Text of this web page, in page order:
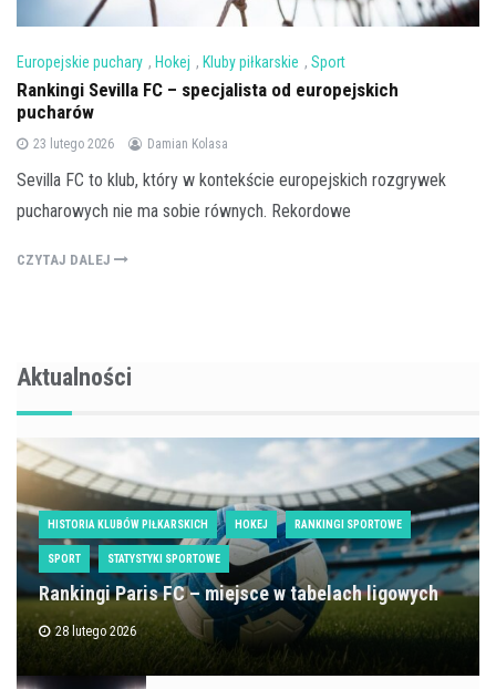
Europejskie puchary , Hokej , Kluby piłkarskie , Sport
Rankingi Sevilla FC – specjalista od europejskich
pucharów
23 lutego 2026 Damian Kolasa
Sevilla FC to klub, który w kontekście europejskich rozgrywek
pucharowych nie ma sobie równych. Rekordowe
CZYTAJ DALEJ
Aktualności
HISTORIA KLUBÓW PIŁKARSKICH HOKEJ RANKINGI SPORTOWE
SPORT STATYSTYKI SPORTOWE
Rankingi Paris FC – miejsce w tabelach ligowych
28 lutego 2026